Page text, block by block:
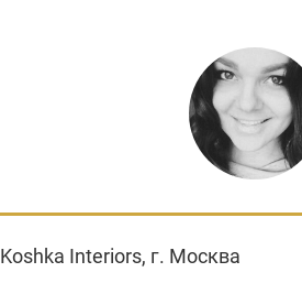
Interiors, г. Москва